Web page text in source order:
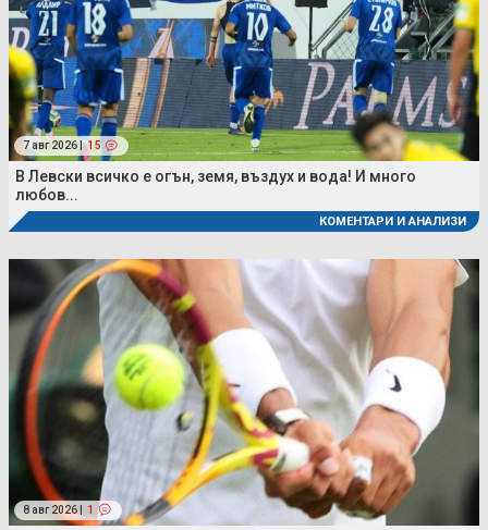
7 авг 2026 | 15
В Левски всичко е огън, земя, въздух и вода! И много
любов...
КОМЕНТАРИ И АНАЛИЗИ
8 авг 2026 | 1